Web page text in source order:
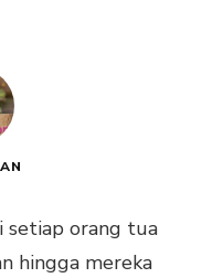
setiap orang tua
hingga mereka